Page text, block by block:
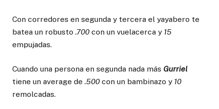
Con corredores en segunda y tercera el yayabero te
batea un robusto .700 con un vuelacerca y 15
empujadas.
Cuando una persona en segunda nada más Gurriel
tiene un average de .500 con un bambinazo y 10
remolcadas.